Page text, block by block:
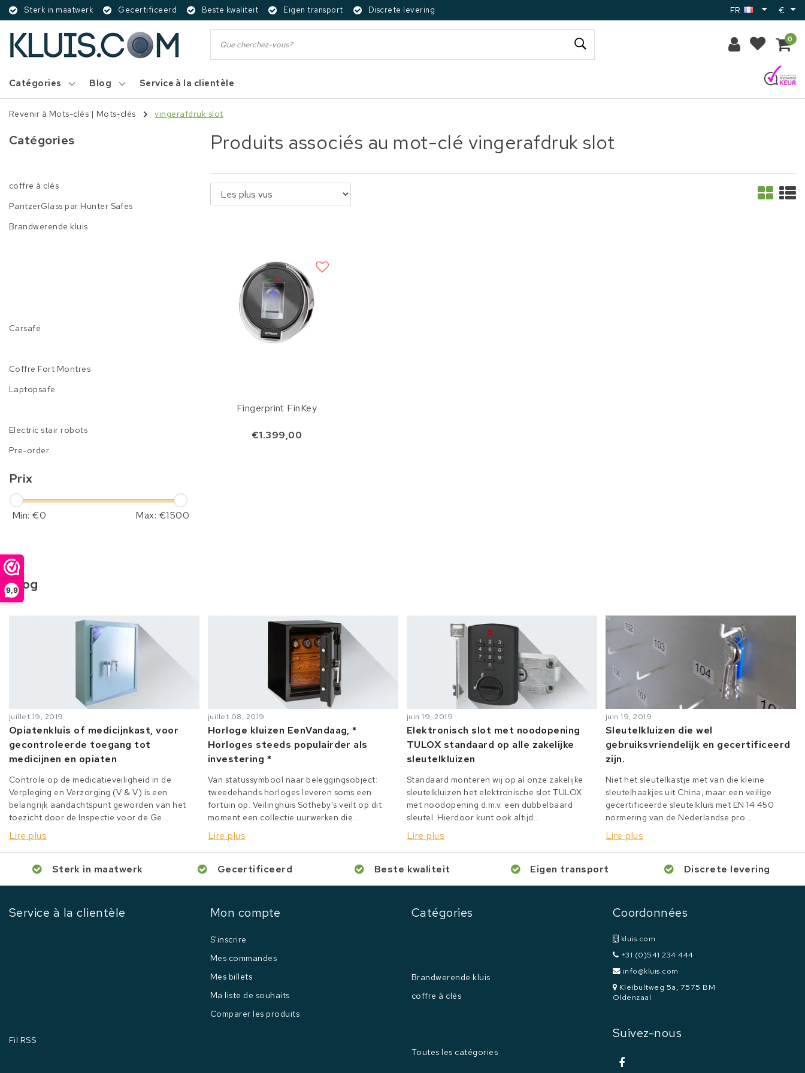
9,9
Sterk in maatwerk Gecertificeerd Beste kwaliteit Eigen transport Discrete levering FR €
0
Catégories Blog Service à la clientèle
Revenir à Mots-clés | Mots-clés vingerafdruk slot
Catégories
coffre à clés
PantzerGlass par Hunter Safes
Brandwerende kluis
Carsafe
Coffre Fort Montres
Laptopsafe
Electric stair robots
Pre-order
Prix
Min: €0 Max: €1500
Produits associés au mot-clé vingerafdruk slot
Fingerprint FinKey
€1.399,00
Blog
juillet 19, 2019
Opiatenkluis of medicijnkast, voor
gecontroleerde toegang tot
medicijnen en opiaten
Controle op de medicatieveiligheid in de
Verpleging en Verzorging (V & V) is een
belangrijk aandachtspunt geworden van het
toezicht door de Inspectie voor de Ge...
Lire plus
juillet 08, 2019
Horloge kluizen EenVandaag, *
Horloges steeds populairder als
investering *
Van statussymbool naar beleggingsobject:
tweedehands horloges leveren soms een
fortuin op. Veilinghuis Sotheby's veilt op dit
moment een collectie uurwerken die...
Lire plus
juin 19, 2019
Elektronisch slot met noodopening
TULOX standaard op alle zakelijke
sleutelkluizen
Standaard monteren wij op al onze zakelijke
sleutelkluizen het elektronische slot TULOX
met noodopening d.m.v. een dubbelbaard
sleutel. Hierdoor kunt ook altijd...
Lire plus
juin 19, 2019
Sleutelkluizen die wel
gebruiksvriendelijk en gecertificeerd
zijn.
Niet het sleutelkastje met van die kleine
sleutelhaakjes uit China, maar een veilige
gecertificeerde sleutelkluis met EN 14 450
normering van de Nederlandse pro...
Lire plus
Sterk in maatwerk Gecertificeerd Beste kwaliteit Eigen transport Discrete levering
Service à la clientèle
Fil RSS
Mon compte
S'inscrire
Mes commandes
Mes billets
Ma liste de souhaits
Comparer les produits
Catégories
Brandwerende kluis
coffre à clés
Toutes les catégories
Coordonnées
kluis.com
+31 (0)541 234 444
info@kluis.com
Kleibultweg 5a, 7575 BM
Oldenzaal
Suivez-nous